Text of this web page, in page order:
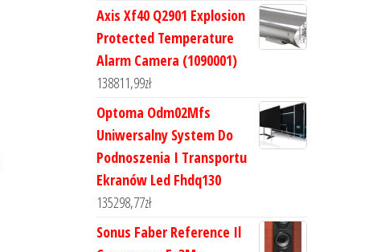
Axis Xf40 Q2901 Explosion
Protected Temperature
Alarm Camera (1090001)
138811,99zł
Optoma Odm02Mfs
Uniwersalny System Do
Podnoszenia I Transportu
Ekranów Led Fhdq130
135298,77zł
Sonus Faber Reference Il